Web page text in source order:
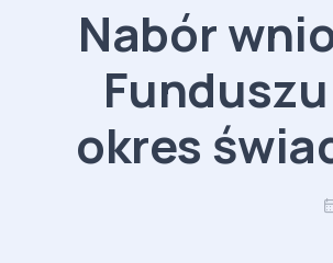
Nabór
okres